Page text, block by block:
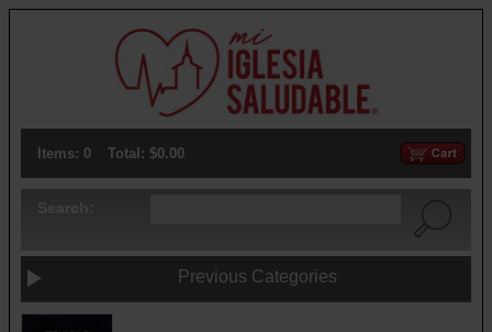
Items: 0 Total: $0.00
Previous Categories